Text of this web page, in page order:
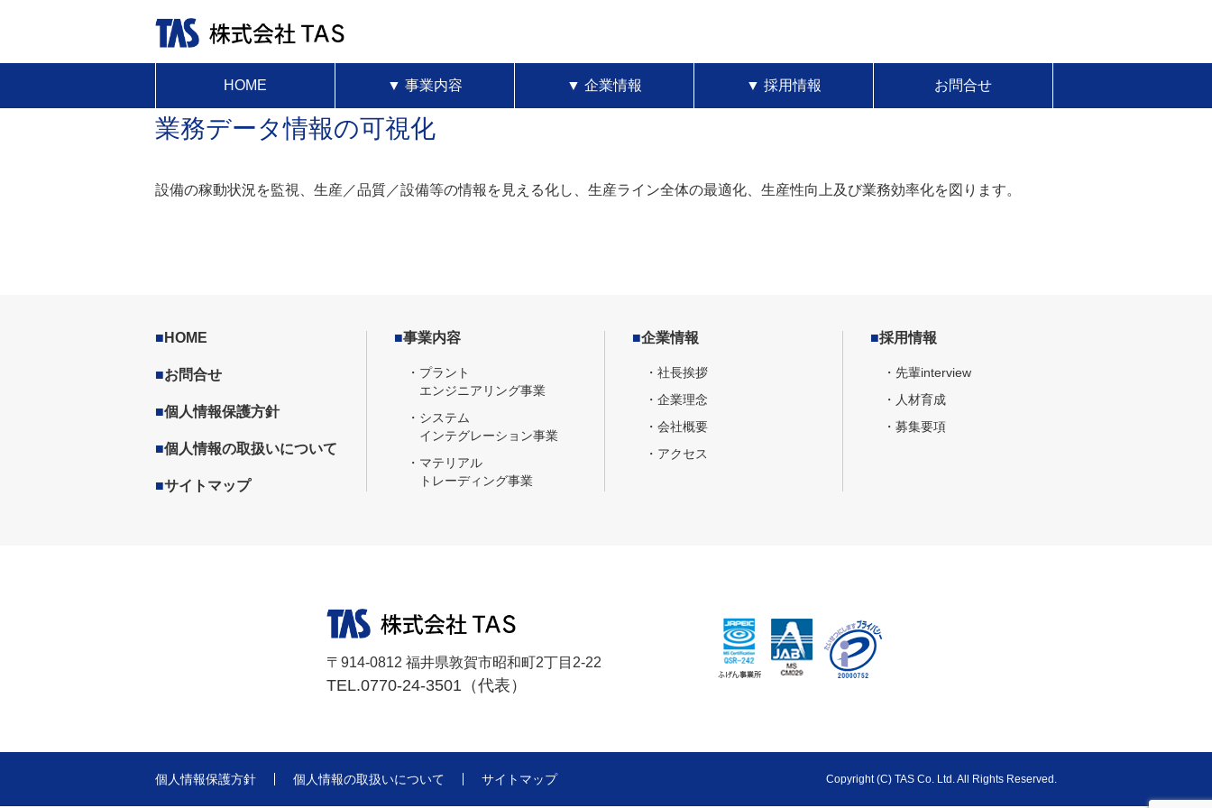
HOME ▼ 事業内容 ▼ 企業情報 ▼ 採用情報 お問合せ
業務データ情報の可視化
設備の稼動状況を監視、生産／品質／設備等の情報を見える化し、生産ライン全体の最適化、生産性向上及び業務効率化を図ります。
■ HOME
■お問合せ
■個人情報保護方針
■個人情報の取扱いについて
■サイトマップ
■事業内容
・プラント
エンジニアリング事業
・システム
インテグレーション事業
・マテリアル
トレーディング事業
■企業情報
・社長挨拶
・企業理念
・会社概要
・アクセス
■採用情報
・先輩interview
・人材育成
・募集要項
〒914-0812 福井県敦賀市昭和町2丁目2-22
TEL.0770-24-3501（代表）
個人情報保護方針 個人情報の取扱いについて サイトマップ Copyright (C) TAS Co. Ltd. All Rights Reserved.